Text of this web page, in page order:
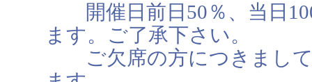
開催日前日50％、当日
ます。ご了承下さい。
ご欠席の方につきまして